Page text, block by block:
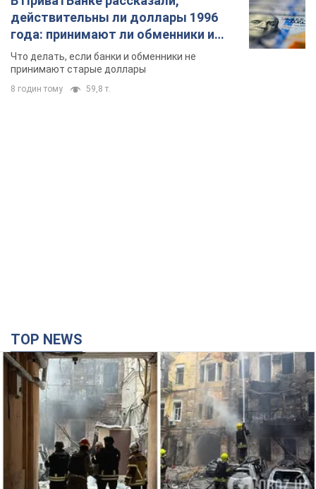
действительны ли доллары 1996
года: принимают ли обменники и
банки такие купюры
Что делать, если банки и обменники не
принимают старые доллары
8 годин тому 59,8 т.
TOP NEWS